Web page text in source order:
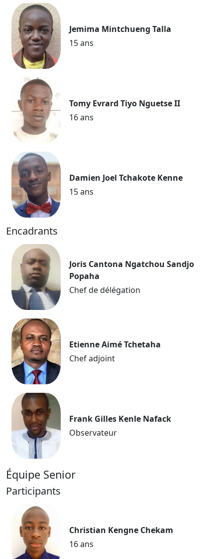
Jemima Mintchueng Talla
15 ans
Tomy Evrard Tiyo Nguetse II
16 ans
Damien Joel Tchakote Kenne
15 ans
Encadrants
Joris Cantona Ngatchou Sandjo
Popaha
Chef de délégation
Etienne Aimé Tchetaha
Chef adjoint
Frank Gilles Kenle Nafack
Observateur
Équipe Senior
Participants
Christian Kengne Chekam
16 ans